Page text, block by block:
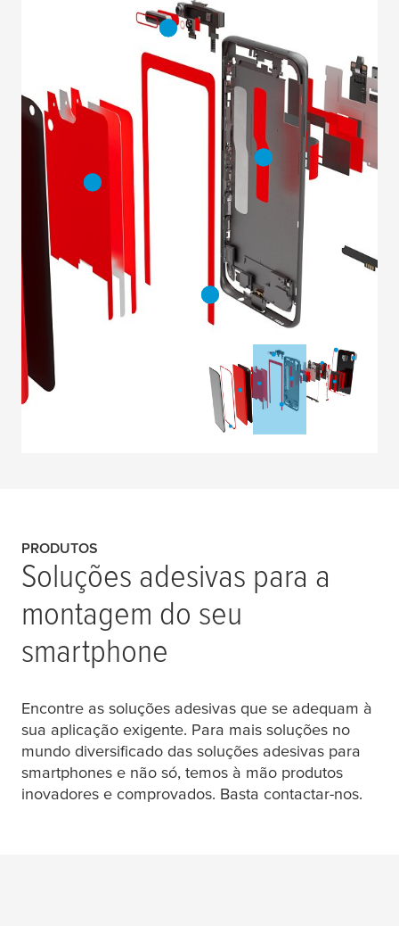
PRODUTOS
Soluções adesivas para a
montagem do seu
smartphone
Encontre as soluções adesivas que se adequam à
sua aplicação exigente. Para mais soluções no
mundo diversificado das soluções adesivas para
smartphones e não só, temos à mão produtos
inovadores e comprovados. Basta contactar-nos.